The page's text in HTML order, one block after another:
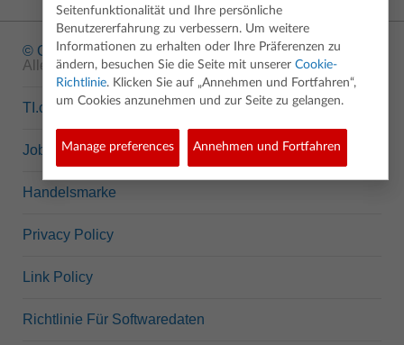
© Copyright1995-2026 Texas Instruments Incorporated.
Alle Rechte vorbehalten.
TI.com
Jobs bei TI
Handelsmarke
Privacy Policy
Link Policy
Richtlinie Für Softwaredaten
Seitenfunktionalität und Ihre persönliche
Benutzererfahrung zu verbessern. Um weitere
Informationen zu erhalten oder Ihre Präferenzen zu
ändern, besuchen Sie die Seite mit unserer Cookie-
Richtlinie. Klicken Sie auf „Annehmen und Fortfahren“,
um Cookies anzunehmen und zur Seite zu gelangen.
Manage preferences Annehmen und Fortfahren